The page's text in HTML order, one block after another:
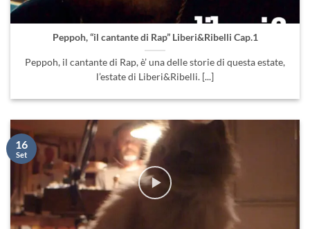
Peppoh, “il cantante di Rap” Liberi&Ribelli Cap.1
Peppoh, il cantante di Rap, è’ una delle storie di questa estate,
l’estate di Liberi&Ribelli. [...]
16
Set